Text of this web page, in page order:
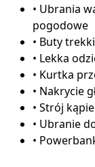
• Ubrania
pogodowe
• Buty
• Lekka
• Kurtka
• Nakrycie
• Strój
• Ubranie
•